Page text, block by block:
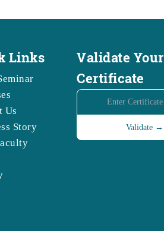
Links
Us
Story
Validate Your
Certificate